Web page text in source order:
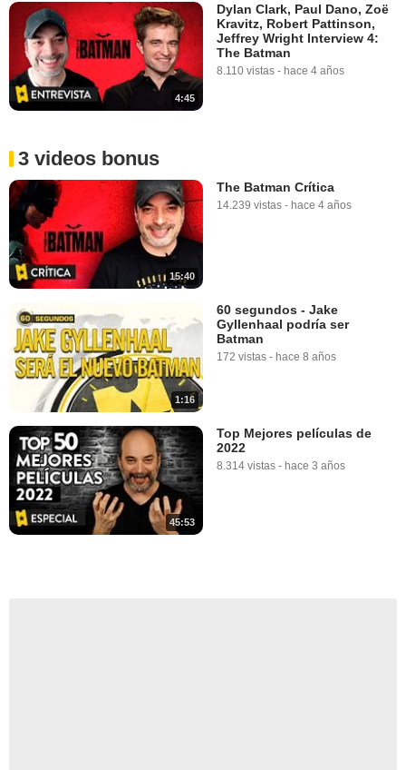
4:45
Dylan Clark, Paul Dano, Zoë
Kravitz, Robert Pattinson,
Jeffrey Wright Interview 4:
The Batman
8.110 vistas - hace 4 años
3 videos bonus
15:40
The Batman Crítica
14.239 vistas - hace 4 años
1:16
60 segundos - Jake
Gyllenhaal podría ser
Batman
172 vistas - hace 8 años
45:53
Top Mejores películas de
2022
8.314 vistas - hace 3 años